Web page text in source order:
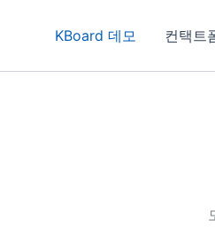
KBoard 데모 컨택트